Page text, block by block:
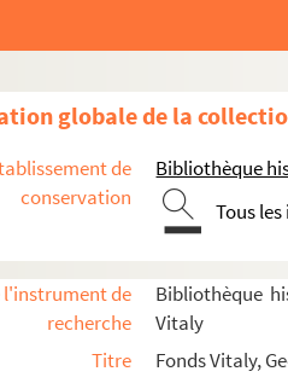
globale de la
de
conservation
Bibliothèque
Tous
de
recherche
Bibliothèque
Vitaly
Titre
Fonds Vitaly,
L'effet Glapion (1959 ou 1960)
L'homme à l'ombrelle blanche (1960)
L'effet Glapion (1960)
Le mariage de Monsieur Mississippi
La dévotion de la croix (1961)
Monsieur chasse (1961)